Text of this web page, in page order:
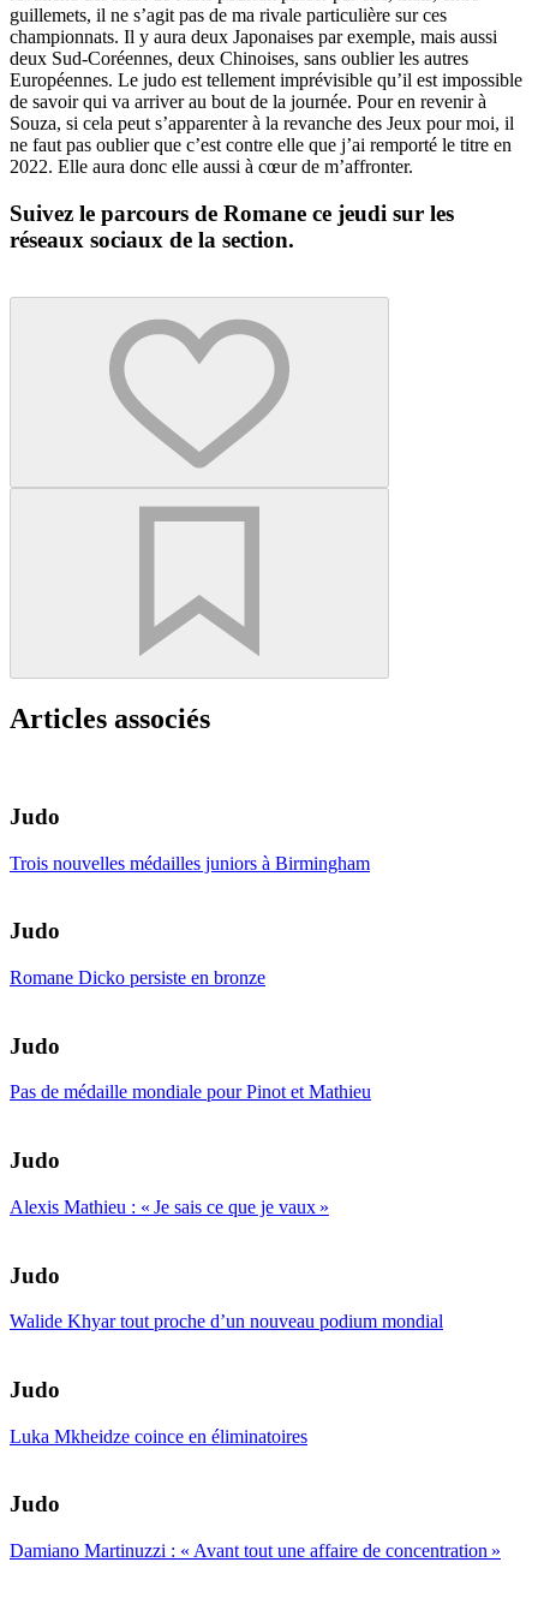
guillemets, il ne s’agit pas de ma rivale particulière sur ces
championnats. Il y aura deux Japonaises par exemple, mais aussi
deux Sud-Coréennes, deux Chinoises, sans oublier les autres
Européennes. Le judo est tellement imprévisible qu’il est impossible
de savoir qui va arriver au bout de la journée. Pour en revenir à
Souza, si cela peut s’apparenter à la revanche des Jeux pour moi, il
ne faut pas oublier que c’est contre elle que j’ai remporté le titre en
2022. Elle aura donc elle aussi à cœur de m’affronter.
Suivez le parcours de Romane ce jeudi sur les
réseaux sociaux de la section.
Articles associés
Judo
Trois nouvelles médailles juniors à Birmingham
Judo
Romane Dicko persiste en bronze
Judo
Pas de médaille mondiale pour Pinot et Mathieu
Judo
Alexis Mathieu : « Je sais ce que je vaux »
Judo
Walide Khyar tout proche d’un nouveau podium mondial
Judo
Luka Mkheidze coince en éliminatoires
Judo
Damiano Martinuzzi : « Avant tout une affaire de concentration »